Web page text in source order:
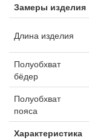
Замеры изделия
Длина изделия
Полуобхват
бёдер
Полуобхват
пояса
Характеристика